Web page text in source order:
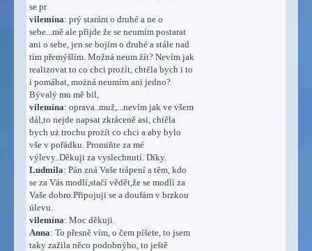
se pr
vilemína: prý starám o druhé a ne o
sebe...mě ale přijde že se neumím postarat
ani o sebe, jen se bojím o druhé a stále nad
tím přemýšlím. Možná neum žít? Nevím jak
realizovat to co chci prożít, chtěla bych i to
i pomáhat, możná neumím ani jedno?
Bývalý mu mě bil,
vilemína: oprava..muž,...nevím jak ve všem
dál,to nejde napsat zkráceně asi, chtěla
bych uż trochu prożít co chci a aby bylo
vše v pořádku. Promiňte za mé
výlevy..Děkuji za vyslechnutí. Díky.
Ludmila: Pán zná Vaše trápení a těm, kdo
se za Vás modlí,stačí vědět,že se modlí za
Vaše dobro.Připojuji se a doufám v brzkou
úlevu.
vilemína: Moc děkuji.
Anna: To přesně vím, o čem píšete, to jsem
taky zažila něco podobnýho, to ještě